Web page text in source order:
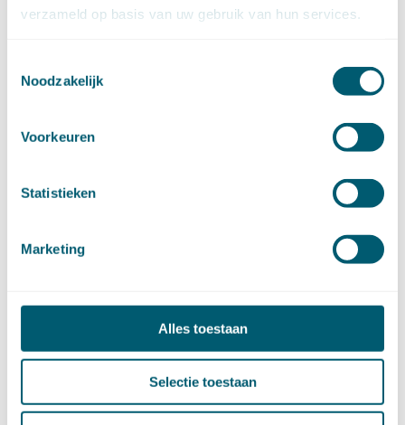
verzameld op basis van uw gebruik van hun services.
Noodzakelijk
Voorkeuren
Statistieken
Marketing
Alles toestaan
Selectie toestaan
oktober (14)
juli (20)
juni (14)
april (20)
januari (17)
november (8)
juni (10)
april (18)